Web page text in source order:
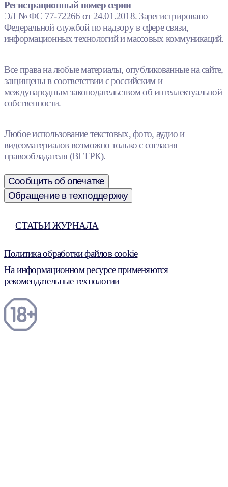
Регистрационный номер серии
ЭЛ № ФС 77-72266 от 24.01.2018. Зарегистрировано
Федеральной службой по надзору в сфере связи,
информационных технологий и массовых коммуникаций.
Все права на любые материалы, опубликованные на сайте,
защищены в соответствии с российским и
международным законодательством об интеллектуальной
собственности.
Любое использование текстовых, фото, аудио и
видеоматериалов возможно только с согласия
правообладателя (ВГТРК).
Сообщить об опечатке
Обращение в техподдержку
СТАТЬИ ЖУРНАЛА
Политика обработки файлов cookie
На информационном ресурсе применяются
рекомендательные технологии